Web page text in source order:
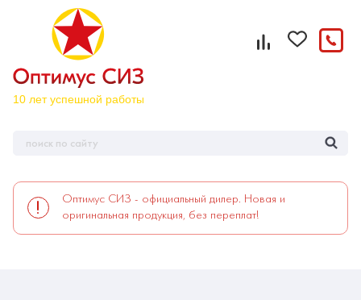
Оптимус СИЗ - официальный дилер. Новая и
оригинальная продукция, без переплат!